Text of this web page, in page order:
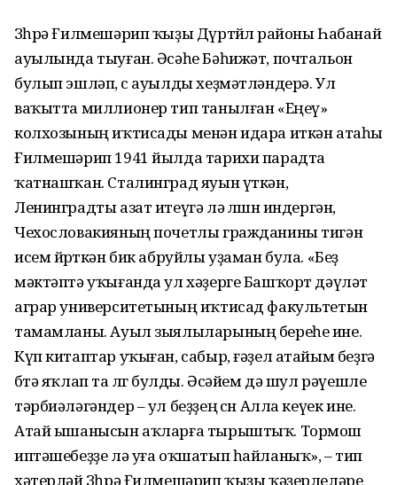
Зөһрә Ғилмешәрип ҡыҙы Дүртөйлө районы Һабанай
ауылында тыуған. Әсәһе Бәһижәт, почтальон
булып эшләп, өс ауылды хеҙмәт­ләндерә. Ул
ваҡытта миллионер тип танылған «Еңеү»
колхозының иҡтисады менән идара иткән атаһы
Ғилмешәрип 1941 йылда тарихи парадта
ҡатнашҡан. Сталинград яуын үткән,
Ленинградты азат итеүгә лә өлөшөн индергән,
Чехословакияның почетлы гражданины тигән
исем йөрөткән бик абруйлы уҙаман була. «Беҙ
мәктәптә уҡығанда ул хәҙерге Башҡорт дәүләт
аграр универ­ситетының иҡтисад факуль­тетын
тамамланы. Ауыл зыялыларының береһе ине.
Күп китаптар уҡыған, сабыр, ғәҙел атайым беҙгә
бөтә яҡлап та өлгө булды. Әсәйем дә шул рәүешле
тәрбиәләгәндер – ул беҙҙең өсөн Алла кеүек ине.
Атай ышанысын аҡларға тырыштыҡ. Тормош
иптәшебеҙҙе лә уға оҡшатып һайланыҡ», – тип
хәтерләй Зөһрә Ғилмешәрип ҡыҙы ҡәҙерлеләре